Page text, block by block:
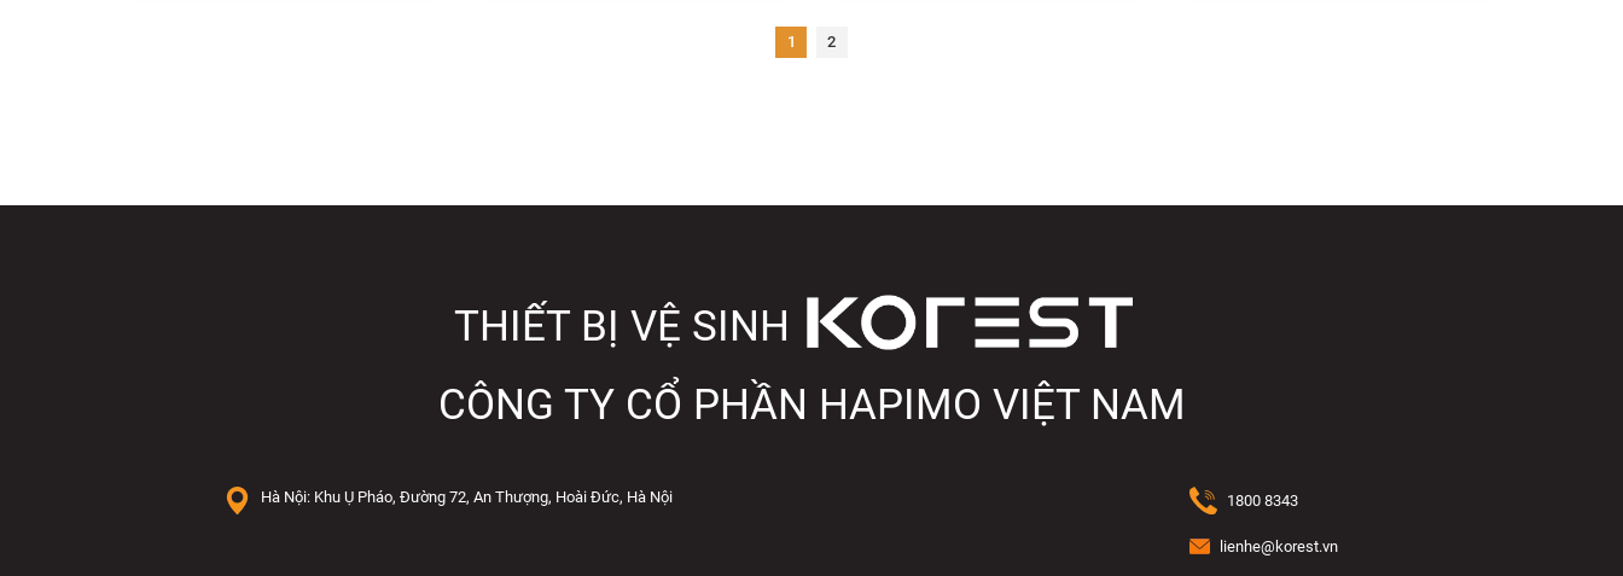
1 2
THIẾT BỊ VỆ SINH
CÔNG TY CỔ PHẦN HAPIMO VIỆT NAM
1800 8343
lienhe@korest.vn
Hà Nội: Khu Ụ Pháo, Đường 72, An Thượng, Hoài Đức, Hà Nội